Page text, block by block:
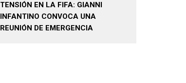
TENSIÓN EN LA FIFA: GIANNI
INFANTINO CONVOCA UNA
REUNIÓN DE EMERGENCIA